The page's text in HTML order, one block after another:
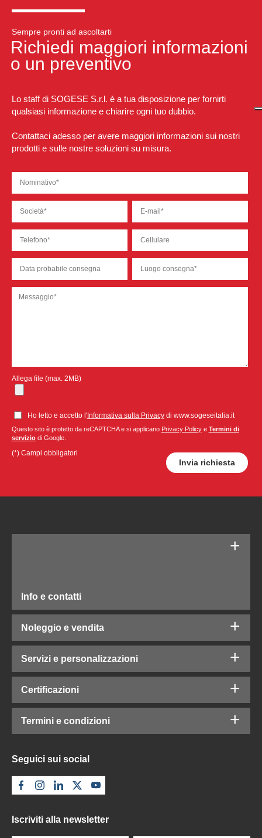
Sempre pronti ad ascoltarti
Richiedi maggiori informazioni
o un preventivo
Lo staff di SOGESE S.r.l. è a tua disposizione per fornirti
qualsiasi informazione e chiarire ogni tuo dubbio.
Contattaci adesso per avere maggiori informazioni sui nostri
prodotti e sulle nostre soluzioni su misura.
Allega file (max. 2MB)
Ho letto e accetto l'Informativa sulla Privacydi www.sogeseitalia.it
Questo sito è protetto da reCAPTCHA e si applicano Privacy Policye Termini di
serviziodi Google.
(*) Campi obbligatori
Info e contatti
Noleggio e vendita
Servizi e personalizzazioni
Certificazioni
Termini e condizioni
Seguici sui social
Iscriviti alla newsletter